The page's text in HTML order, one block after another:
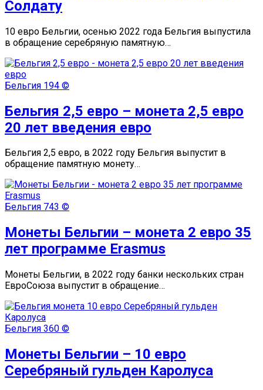
Солдату
10 евро Бельгии, осенью 2022 года Бельгия выпустила
в обращение серебряную памятную…
Бельгия 194 ©
Бельгия 2,5 евро – монета 2,5 евро
20 лет введения евро
Бельгия 2,5 евро, в 2022 году Бельгия выпустит в
обращение памятную монету…
Бельгия 743 ©
Монеты Бельгии – монета 2 евро 35
лет программе Erasmus
Монеты Бельгии, в 2022 году банки нескольких стран
ЕвроСоюза выпустит в обращение…
Бельгия 360 ©
Монеты Бельгии – 10 евро
Серебряный гульден Каролуса